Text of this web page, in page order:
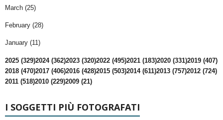
March (25)
February (28)
January (11)
2025 (329)2024 (362)2023 (320)2022 (495)2021 (183)2020 (331)2019 (407)
2018 (470)2017 (406)2016 (428)2015 (503)2014 (611)2013 (757)2012 (724)
2011 (518)2010 (229)2009 (21)
I SOGGETTI PIÙ FOTOGRAFATI